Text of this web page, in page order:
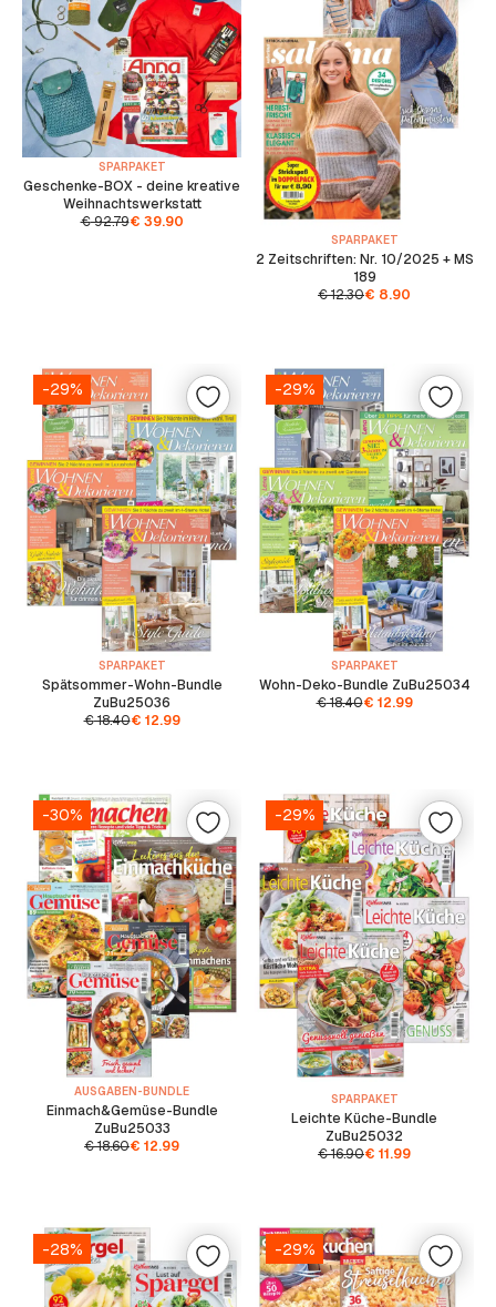
SPARPAKET
Geschenke-BOX - deine kreative
Weihnachtswerkstatt
€92.79€ 39.90
SPARPAKET
2 Zeitschriften: Nr. 10/2025 + MS
189
€12.30€ 8.90
-29%
SPARPAKET
Spätsommer-Wohn-Bundle
ZuBu25036
€18.40€ 12.99
-29%
SPARPAKET
Wohn-Deko-Bundle ZuBu25034
€18.40€ 12.99
-30%
AUSGABEN-BUNDLE
Einmach&Gemüse-Bundle
ZuBu25033
€18.60€ 12.99
-29%
SPARPAKET
Leichte Küche-Bundle
ZuBu25032
€16.90€ 11.99
-28% -29%